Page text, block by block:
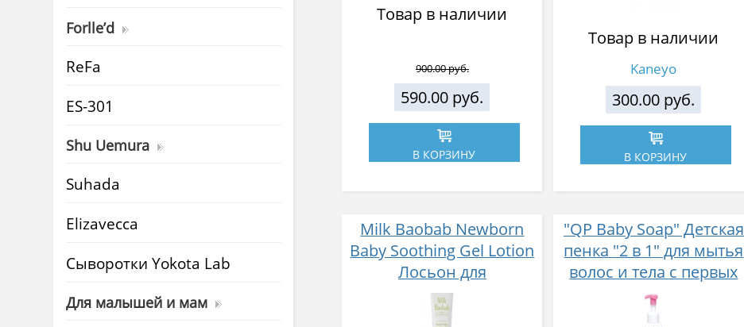
Forlle’d
ReFa
ES-301
Shu Uemura
Suhada
Elizavecca
Cыворотки Yokota Lab
Для малышей и мам
Товар в наличии
900.00 руб.
590.00 руб.
В КОРЗИНУ
Товар в наличии
Kaneyo
300.00 руб.
В КОРЗИНУ
Milk Baobab Newborn
Baby Soothing Gel Lotion
Лосьон для
новорожденных
успокаивающий 200 мл
"QP Baby Soap" Детская
пенка "2 в 1" для мытья
волос и тела с первых
дней жизни с аромат
мыла ("Без слёз") 400 мл